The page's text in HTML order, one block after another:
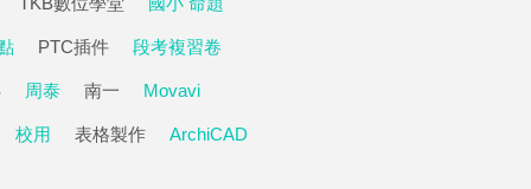
PTC插件 段考複習卷
周泰 南一 Movavi
校用 表格製作 ArchiCAD